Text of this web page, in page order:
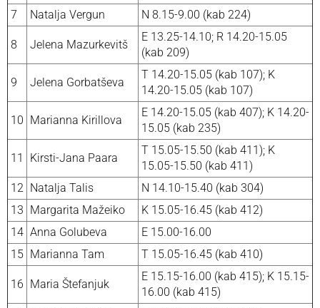
7
Natalja Vergun N 8.15-9.00 (kab 224)
8 Jelena Mazurkevitš
E 13.25-14.10; R 14.20-15.05
(kab 209)
9 Jelena Gorbatševa
T 14.20-15.05 (kab 107); K
14.20-15.05 (kab 107)
10 Marianna Kirillova
E 14.20-15.05 (kab 407); K 14.20-
15.05 (kab 235)
11 Kirsti-Jana Paara
T 15.05-15.50 (kab 411); K
15.05-15.50 (kab 411)
12 Natalja Talis
N 14.10-15.40 (kab 304)
13 Margarita Mažeiko
K 15.05-16.45 (kab 412)
14 Anna Golubeva
E 15.00-16.00
15 Marianna Tam T 15.05-16.45 (kab 410)
16 Maria Štefanjuk
E 15.15-16.00 (kab 415); K 15.15-
16.00 (kab 415)